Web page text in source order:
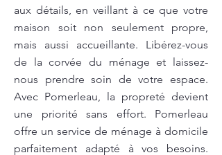
aux détails, en veillant à ce que votre
maison soit non seulement propre,
mais aussi accueillante. Libérez-vous
de la corvée du ménage et laissez-
nous prendre soin de votre espace.
Avec Pomerleau, la propreté devient
une priorité sans effort. Pomerleau
offre un service de ménage à domicile
parfaitement adapté à vos besoins.